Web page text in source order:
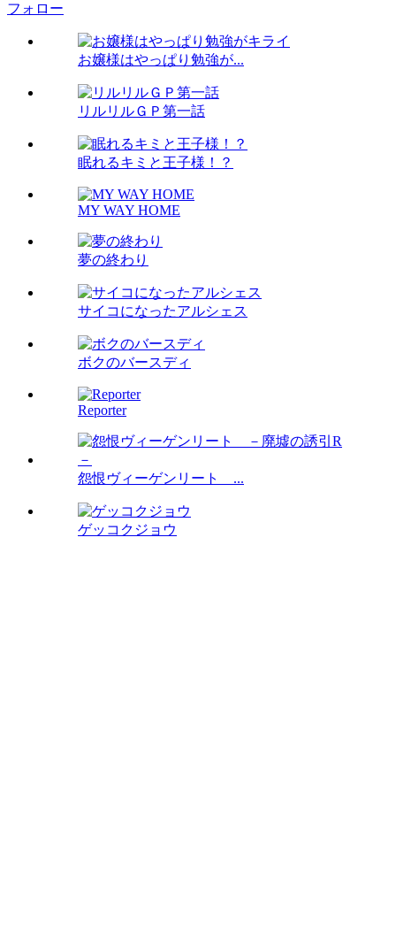
フォロー
お嬢様はやっぱり勉強が...
リルリルＧＰ第一話
眠れるキミと王子様！？
MY WAY HOME
夢の終わり
サイコになったアルシェス
ボクのバースディ
Reporter
怨恨ヴィーゲンリート ...
ゲッコクジョウ